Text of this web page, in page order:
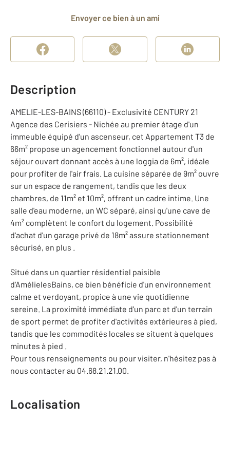
Envoyer ce bien à un ami
Description
AMELIE-LES-BAINS (66110) - Exclusivité CENTURY 21
Agence des Cerisiers - Nichée au premier étage d'un
immeuble équipé d'un ascenseur, cet Appartement T3 de
66m² propose un agencement fonctionnel autour d'un
séjour ouvert donnant accès à une loggia de 6m², idéale
pour profiter de l'air frais. La cuisine séparée de 9m² ouvre
sur un espace de rangement, tandis que les deux
chambres, de 11m² et 10m², offrent un cadre intime. Une
salle d'eau moderne, un WC séparé, ainsi qu'une cave de
4m² complètent le confort du logement. Possibilité
d'achat d'un garage privé de 18m² assure stationnement
sécurisé, en plus .
Situé dans un quartier résidentiel paisible
d'AmélielesBains, ce bien bénéficie d'un environnement
calme et verdoyant, propice à une vie quotidienne
sereine. La proximité immédiate d'un parc et d'un terrain
de sport permet de profiter d'activités extérieures à pied,
tandis que les commodités locales se situent à quelques
minutes à pied .
Pour tous renseignements ou pour visiter, n'hésitez pas à
nous contacter au 04.68.21.21.00.
Localisation